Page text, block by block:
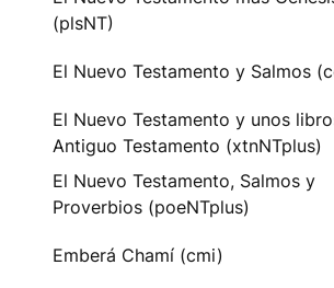
(plsNT)
El Nuevo Testamento y Salmos
El Nuevo Testamento y unos
Antiguo Testamento (xtnNTplus)
El Nuevo Testamento, Salmos y
Proverbios (poeNTplus)
Emberá Chamí (cmi)